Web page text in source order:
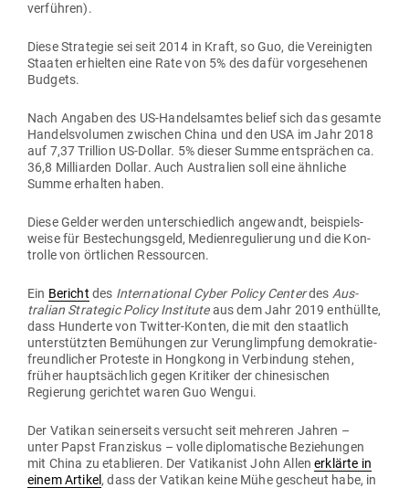
verführen).
Diese Stra­tegie sei seit 2014 in Kraft, so Guo, die Ver­ei­nigten
Staaten erhielten eine Rate von 5% des dafür vor­ge­se­henen
Budgets.
Nach Angaben des US-Han­dels­amtes belief sich das gesamte
Han­dels­vo­lumen zwi­schen China und den USA im Jahr 2018
auf 7,37 Trillion US-Dollar. 5% dieser Summe ent­sprächen ca.
36,8 Mil­li­arden Dollar. Auch Aus­tralien soll eine ähn­liche
Summe erhalten haben.
Diese Gelder werden unter­schiedlich ange­wandt, bei­spiels­
weise für Bestechungsgeld, Medi­en­re­gu­lierung und die Kon­
trolle von ört­lichen Ressourcen.
Ein Bericht des Inter­na­tional Cyber Policy Centerdes Aus­
tralian Stra­tegic Policy Instituteaus dem Jahr 2019 ent­hüllte,
dass Hun­derte von Twitter-Konten, die mit den staatlich
unter­stützten Bemü­hungen zur Ver­un­glimpfung demo­kra­tie­
freund­licher Pro­teste in Hongkong in Ver­bindung stehen,
früher haupt­sächlich gegen Kri­tiker der chi­ne­si­schen
Regierung gerichtet waren Guo Wengui.
Der Vatikan sei­ner­seits ver­sucht seit meh­reren Jahren –
unter Papst Fran­ziskus – volle diplo­ma­tische Bezie­hungen
mit China zu eta­blieren. Der Vati­kanist John Allenerklärte in
einem Artikel , dass der Vatikan keine Mühe gescheut habe, in